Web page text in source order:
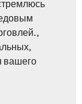
вашего